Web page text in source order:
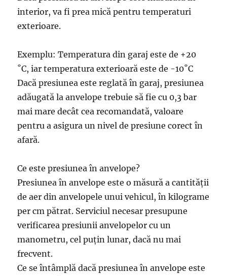
interior, va fi prea mică pentru temperaturi
exterioare.
Exemplu: Temperatura din garaj este de +20
˚C, iar temperatura exterioară este de -10˚C
Dacă presiunea este reglată în garaj, presiunea
adăugată la anvelope trebuie să fie cu 0,3 bar
mai mare decât cea recomandată, valoare
pentru a asigura un nivel de presiune corect în
afară.
Ce este presiunea în anvelope?
Presiunea în anvelope este o măsură a cantității
de aer din anvelopele unui vehicul, în kilograme
per cm pătrat. Serviciul necesar presupune
verificarea presiunii anvelopelor cu un
manometru, cel puțin lunar, dacă nu mai
frecvent.
Ce se întâmplă dacă presiunea în anvelope este